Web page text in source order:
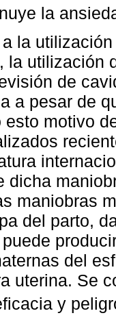
la
la
la utilización
de
a pesar de
motivo
dicha
maniobras
del parto,
del
uterina. Se
y